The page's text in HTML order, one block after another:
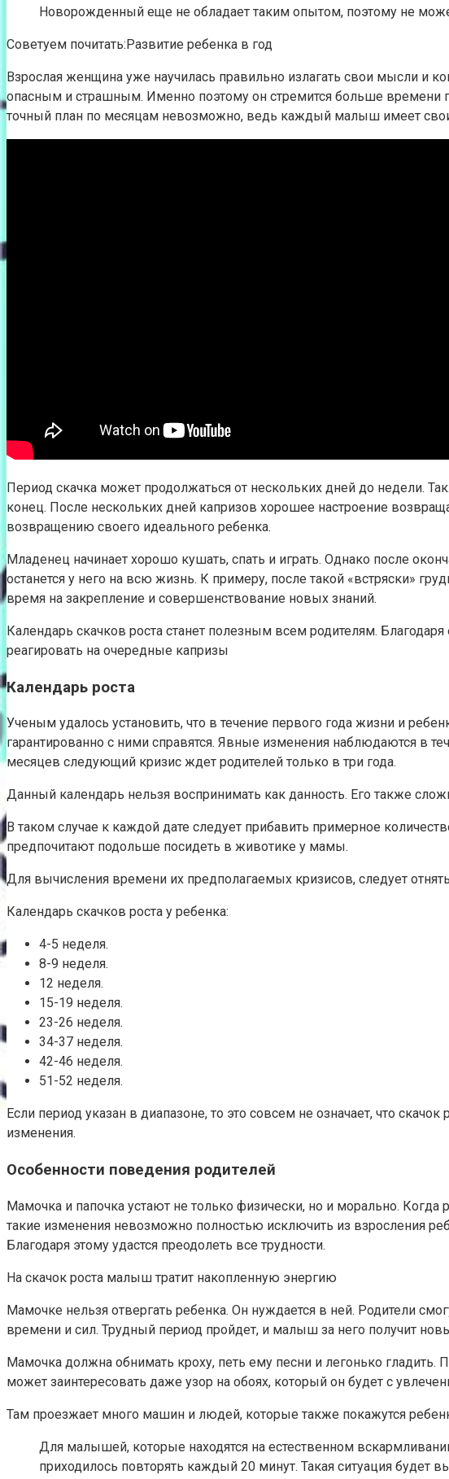
Новорожденный еще не обладает таким опытом, поэтому не
Советуем почитать:Развитие ребенка в год
Взрослая женщина уже научилась правильно излагать свои мысли и
опасным и страшным. Именно поэтому он стремится больше времени
точный план по месяцам невозможно, ведь каждый малыш имеет
Период скачка может продолжаться от нескольких дней до недели.
конец. После нескольких дней капризов хорошее настроение
возвращению своего идеального ребенка.
Младенец начинает хорошо кушать, спать и играть. Однако после
останется у него на всю жизнь. К примеру, после такой «встряски»
время на закрепление и совершенствование новых знаний.
Календарь скачков роста станет полезным всем родителям.
реагировать на очередные капризы
Календарь роста
Ученым удалось установить, что в течение первого года жизни и
гарантированно с ними справятся. Явные изменения наблюдаются в
месяцев следующий кризис ждет родителей только в три года.
Данный календарь нельзя воспринимать как данность. Его также
В таком случае к каждой дате следует прибавить примерное
предпочитают подольше посидеть в животике у мамы.
Для вычисления времени их предполагаемых кризисов, следует
Календарь скачков роста у ребенка:
4-5 неделя.
8-9 неделя.
12 неделя.
15-19 неделя.
23-26 неделя.
34-37 неделя.
42-46 неделя.
51-52 неделя.
Если период указан в диапазоне, то это совсем не означает, что
изменения.
Особенности поведения родителей
Мамочка и папочка устают не только физически, но и морально. Когда
такие изменения невозможно полностью исключить из взросления
Благодаря этому удастся преодолеть все трудности.
На скачок роста малыш тратит накопленную энергию
Мамочке нельзя отвергать ребенка. Он нуждается в ней. Родители
времени и сил. Трудный период пройдет, и малыш за него получит
Мамочка должна обнимать кроху, петь ему песни и легонько
может заинтересовать даже узор на обоях, который он будет с
Там проезжает много машин и людей, которые также покажутся
Для малышей, которые находятся на естественном
приходилось повторять каждый 20 минут. Такая ситуация